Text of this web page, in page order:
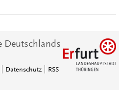
Deutschlands
Datenschutz
RSS